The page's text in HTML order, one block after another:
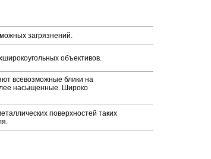
загрязнений.
объективов.
всевозможные блики на
насыщенные. Широко
поверхностей таких